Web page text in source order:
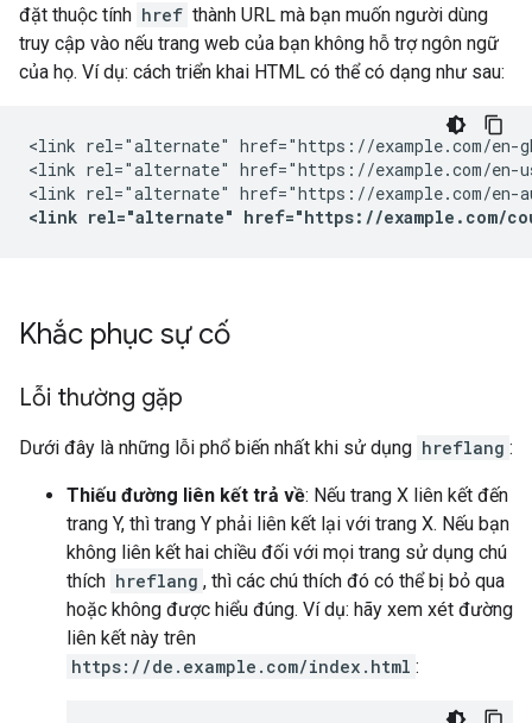
đặt thuộc tính href thành URL mà bạn muốn người dùng
truy cập vào nếu trang web của bạn không hỗ trợ ngôn ngữ
của họ. Ví dụ: cách triển khai HTML có thể có dạng như sau:
<link rel="alternate" href="https://example.com/en-
<link rel="alternate" href="https://example.com/en-
<link rel="alternate" href="https://example.com/
Khắc phục sự cố
Lỗi thường gặp
Dưới đây là những lỗi phổ biến nhất khi sử dụng hreflang :
Thiếu đường liên kết trả về: Nếu trang X liên kết đến
trang Y, thì trang Y phải liên kết lại với trang X. Nếu bạn
không liên kết hai chiều đối với mọi trang sử dụng chú
thích hreflang , thì các chú thích đó có thể bị bỏ qua
hoặc không được hiểu đúng. Ví dụ: hãy xem xét đường
liên kết này trên
https://de.example.com/index.html :